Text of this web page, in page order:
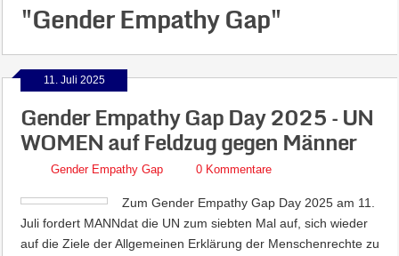
"Gender Empathy Gap"
11. Juli 2025
Gender Empathy Gap Day 2025 – UN
WOMEN auf Feldzug gegen Männer
Gender Empathy Gap 0 Kommentare
Zum Gender Empathy Gap Day 2025 am 11.
Juli fordert MANNdat die UN zum siebten Mal auf, sich wieder
auf die Ziele der Allgemeinen Erklärung der Menschenrechte zu